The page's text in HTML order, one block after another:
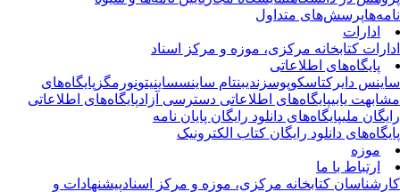
پرسش‌های متداول
ادارات
کتابخانه مرکزی، موزه و مرکز اسناد
پایگاه‌های اطلاعاتی
دایرکتاسکوپوسزندیبنتام ساینسساینیتونورمگزپایگاه‌های
یابیپایگاه‌های اطلاعاتی دسترسی آزاد پایگاه‌های اطلاعاتی
ملیپایگاه‌های دانلود رایگان پایان نامه
دانلود رایگان کتاب الکترونیک
موزه
ارتباط با ما
کتابخانه مرکزی، موزه و مرکز اسنادپیشنهادات و